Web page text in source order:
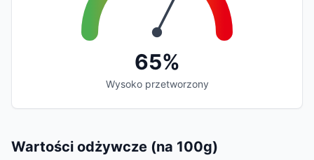
65%
Wysoko przetworzony
Wartości odżywcze (na 100g)